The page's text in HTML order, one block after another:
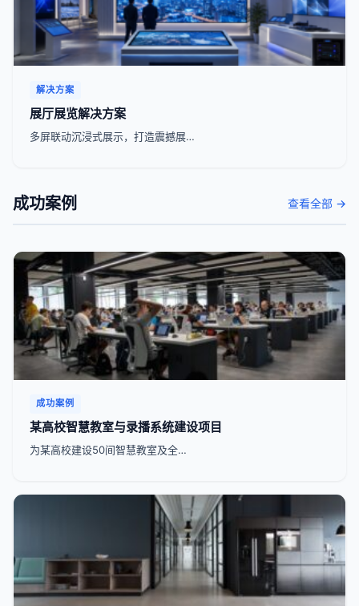
解决方案
展厅展览解决方案
多屏联动沉浸式展示，打造震撼展…
成功案例 查看全部 →
成功案例
某高校智慧教室与录播系统建设项目
为某高校建设50间智慧教室及全…